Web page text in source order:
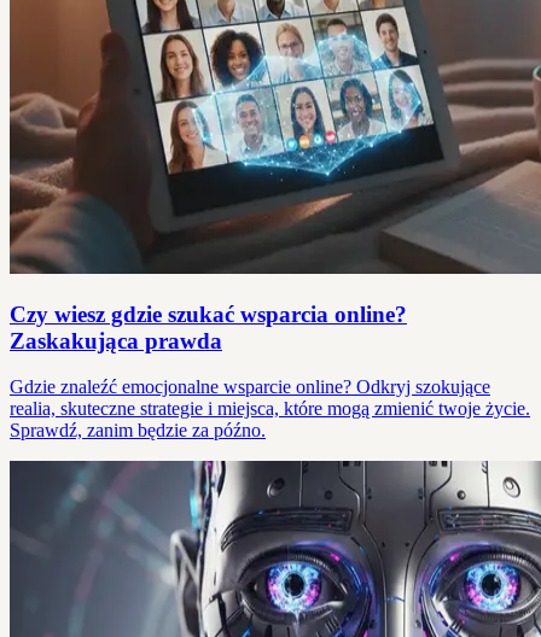
Czy wiesz gdzie szukać wsparcia online?
Zaskakująca prawda
Gdzie znaleźć emocjonalne wsparcie online? Odkryj szokujące
realia, skuteczne strategie i miejsca, które mogą zmienić twoje życie.
Sprawdź, zanim będzie za późno.